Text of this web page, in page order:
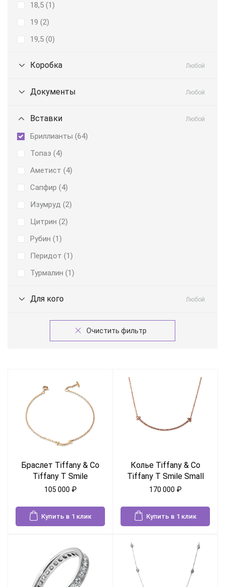
18,5 (1)
19 (2)
19,5 (0)
Коробка Любой
Документы Любой
Вставки Любой
Бриллианты (64)
Топаз (4)
Аметист (4)
Сапфир (4)
Изумруд (2)
Цитрин (2)
Рубин (1)
Перидот (1)
Турмалин (1)
Для кого Любой
Браслет Tiffany & Co
Tiffany T Smile
105 000 ₽
Купить в 1 клик
Колье Tiffany & Co
Tiffany T Smile Small
170 000 ₽
Купить в 1 клик